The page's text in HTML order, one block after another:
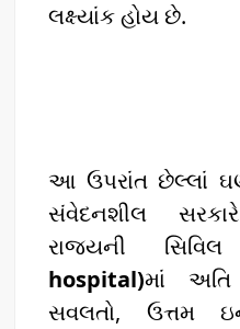
લક્ષ્યાંક હોય છે.
આ ઉપરાંત છેલ્લાં
સંવેદનશીલ
રાજ્યની
hospital)માં
સવલતો, ઉત્તમ